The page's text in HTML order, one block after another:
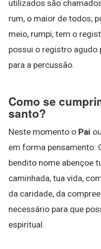
utilizados são
rum, o maior de todos,
meio, rumpi, tem o
possui o registro agudo
para a percussão.
Como se
santo?
Neste momento o Pai
em forma pensamento:
bendito nome abençoe
caminhada, tua vida,
da caridade, da
necessário para que
espiritual.